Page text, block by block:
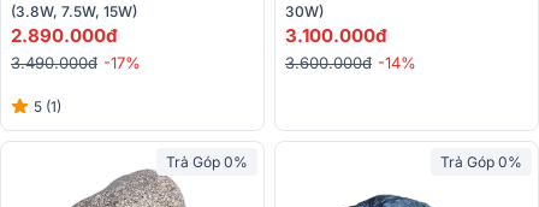
(3.8W, 7.5W, 15W)
2.890.000đ
3.490.000đ -17%
5 (1)
3.100.000đ
3.600.000đ -14%
Trả Góp 0% Trả Góp 0%